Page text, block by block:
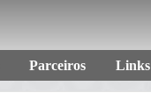
Parceiros Links